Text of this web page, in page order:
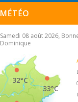
MÉTÉO
Samedi 08 août 2026,
Dominique
33°C
32°C